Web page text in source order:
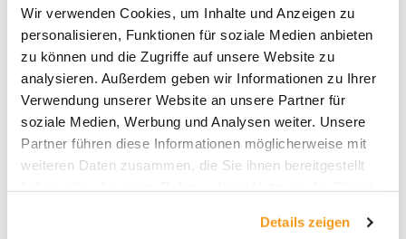
Wir verwenden Cookies, um Inhalte und Anzeigen zu
personalisieren, Funktionen für soziale Medien anbieten
zu können und die Zugriffe auf unsere Website zu
analysieren. Außerdem geben wir Informationen zu Ihrer
Verwendung unserer Website an unsere Partner für
soziale Medien, Werbung und Analysen weiter. Unsere
Partner führen diese Informationen möglicherweise mit
weiteren Daten zusammen, die Sie ihnen bereitgestellt
Details zeigen
1970
Kategorien